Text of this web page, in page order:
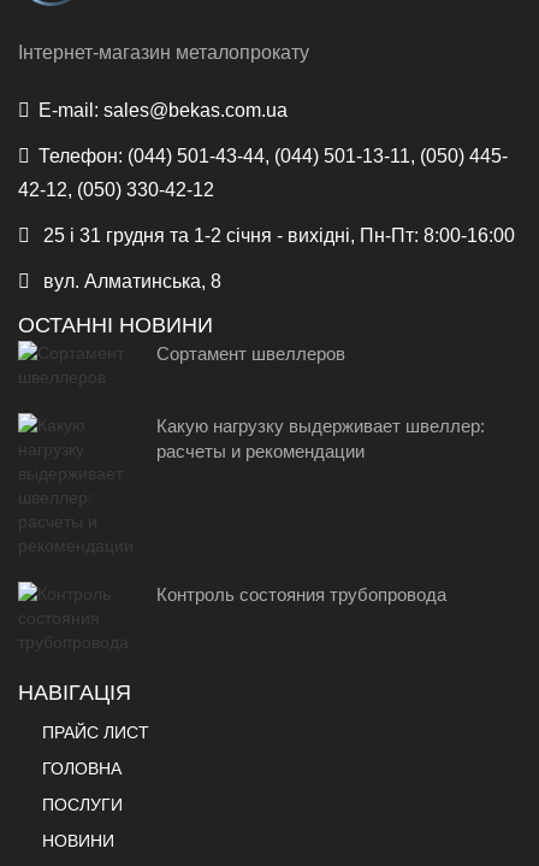
Інтернет-магазин металопрокату
E-mail: sales@bekas.com.ua
Телефон: (044) 501-43-44, (044) 501-13-11, (050) 445-
42-12, (050) 330-42-12
25 і 31 грудня та 1-2 січня - вихідні, Пн-Пт: 8:00-16:00
вул. Алматинська, 8
ОСТАННІ НОВИНИ
Сортамент швеллеров
Какую нагрузку выдерживает швеллер:
расчеты и рекомендации
Контроль состояния трубопровода
НАВІГАЦІЯ
ПРАЙС ЛИСТ
ГОЛОВНА
ПОСЛУГИ
НОВИНИ